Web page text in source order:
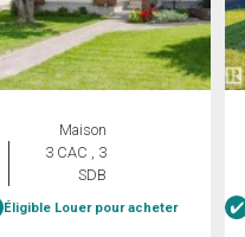
Maison
3 CAC , 3
SDB
Éligible Louer pour acheter